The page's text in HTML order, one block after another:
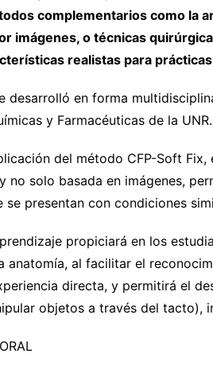
complementarios como la
imágenes, o técnicas
realistas para
desarrolló en forma
y Farmacéuticas de la UNR.
del método CFP-Soft
no solo basada en imágenes,
se presentan con condiciones
propiciará en los
anatomía, al facilitar el
directa, y permitirá el
objetos a través del tacto),